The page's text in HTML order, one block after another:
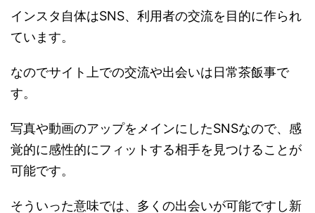
インスタ自体はSNS、利用者の交流を目的に作られ
ています。
なのでサイト上での交流や出会いは日常茶飯事で
す。
写真や動画のアップをメインにしたSNSなので、感
覚的に感性的にフィットする相手を見つけることが
可能です。
そういった意味では、多くの出会いが可能ですし新